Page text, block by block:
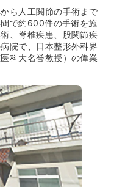
ら人工関節の手術まで
で約600件の手術を施
、脊椎疾患、股関節疾
院で、日本整形外科界
科大名誉教授）の偉業